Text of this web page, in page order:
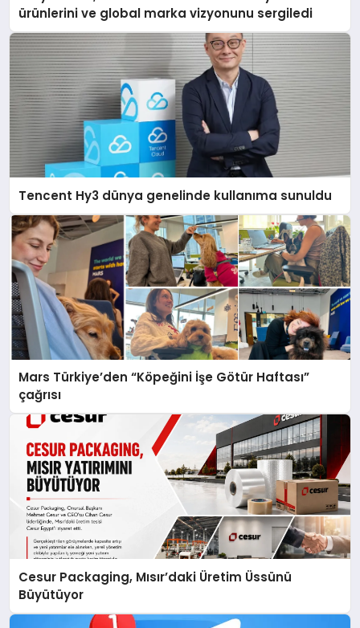
ürünlerini ve global marka vizyonunu sergiledi
Tencent Hy3 dünya genelinde kullanıma sunuldu
Mars Türkiye’den “Köpeğini İşe Götür Haftası”
çağrısı
Cesur Packaging, Mısır’daki Üretim Üssünü
Büyütüyor